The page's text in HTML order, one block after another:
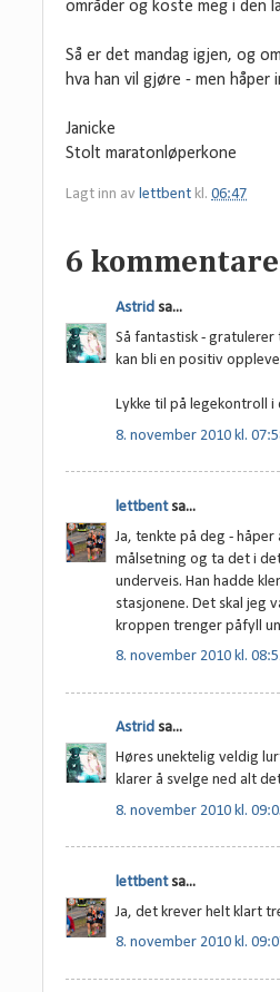
områder og koste meg i den
Så er det mandag igjen, og
hva han vil gjøre - men håper
Janicke
Stolt maratonløperkone
Lagt inn av lettbent kl. 06:47
6
Astrid sa...
Så fantastisk -
kan bli en positiv
Lykke til på legekontroll i
8. november 2010 kl.
lettbentsa...
Ja, tenkte på deg -
målsetning og ta det i
underveis. Han hadde
stasjonene. Det skal jeg
kroppen trenger påfyll
8. november 2010 kl.
Astrid sa...
Høres unektelig veldig
klarer å svelge ned alt
8. november 2010 kl.
lettbentsa...
Ja, det krever helt klart
8. november 2010 kl.